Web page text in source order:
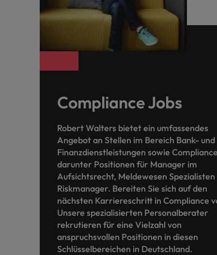
Compliance Jobs
Robert Walters bietet ein umfassendes
Angebot an Stellen im Bereich Bank- und
Finanzdienstleistungen sowie
darunter Positionen für Manager im
Aufsichtsrecht, Meldewesen Spezialisten
Riskmanager. Bereiten Sie sich auf den
nächsten Karriereschritt in Compliance
Unsere spezialisierten Personalberater
rekrutieren für eine Vielzahl von
anspruchsvollen Positionen in diesen
Schlüsselbereichen in Deutschland.